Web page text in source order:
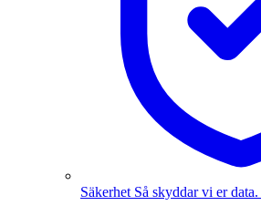
Säkerhet Så skyddar vi er data.